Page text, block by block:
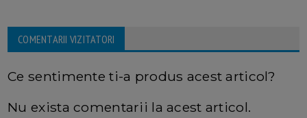
COMENTARII VIZITATORI
Ce sentimente ti-a produs acest articol?
Nu exista comentarii la acest articol.